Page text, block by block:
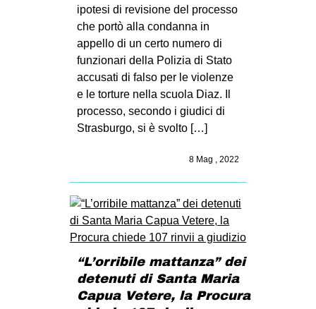
ipotesi di revisione del processo
che portò alla condanna in
appello di un certo numero di
funzionari della Polizia di Stato
accusati di falso per le violenze
e le torture nella scuola Diaz. Il
processo, secondo i giudici di
Strasburgo, si è svolto […]
8 Mag , 2022
“L’orribile mattanza” dei
detenuti di Santa Maria
Capua Vetere, la Procura